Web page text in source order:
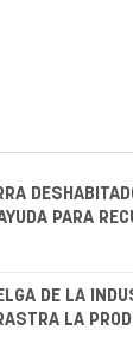
PARA
DE LA
LA